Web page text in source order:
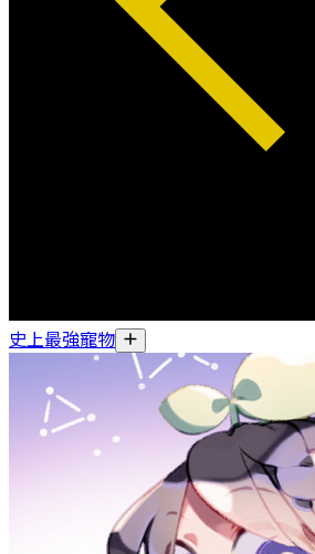
史上最強寵物